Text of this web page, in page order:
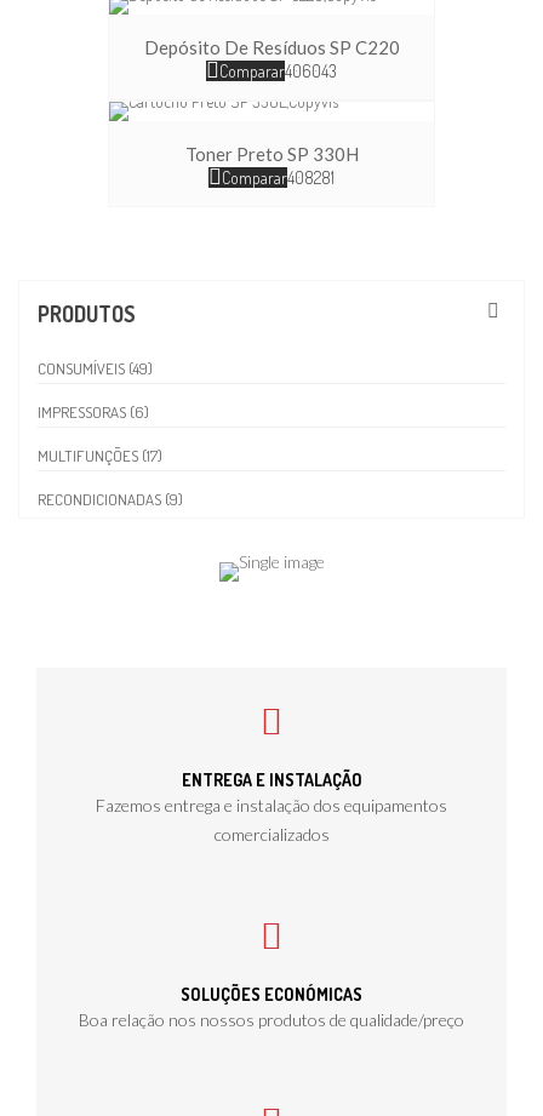
Depósito De Resíduos SP C220
Comparar406043
Toner Preto SP 330H
Comparar408281
PRODUTOS
CONSUMÍVEIS (49)
IMPRESSORAS (6)
MULTIFUNÇÕES (17)
RECONDICIONADAS (9)
ENTREGA E INSTALAÇÃO
Fazemos entrega e instalação dos equipamentos
comercializados
SOLUÇÕES ECONÓMICAS
Boa relação nos nossos produtos de qualidade/preço